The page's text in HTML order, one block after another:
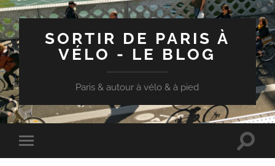
SORTIR DE PARIS À
VÉLO - LE BLOG
Paris & autour à vélo & à pied
Toggle
mobile
Toggle